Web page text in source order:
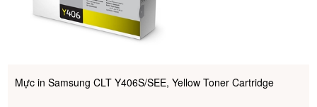
Mực in Samsung CLT Y406S/SEE, Yellow Toner Cartridge